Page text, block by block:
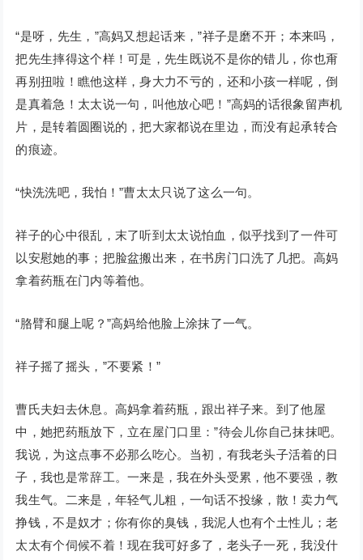
“是呀，先生，”高妈又想起话来，”祥子是磨不开；本来吗，
把先生摔得这个样！可是，先生既说不是你的错儿，你也甭
再别扭啦！瞧他这样，身大力不亏的，还和小孩一样呢，倒
是真着急！太太说一句，叫他放心吧！”高妈的话很象留声机
片，是转着圆圈说的，把大家都说在里边，而没有起承转合
的痕迹。
“快洗洗吧，我怕！”曹太太只说了这么一句。
祥子的心中很乱，末了听到太太说怕血，似乎找到了一件可
以安慰她的事；把脸盆搬出来，在书房门口洗了几把。高妈
拿着药瓶在门内等着他。
“胳臂和腿上呢？”高妈给他脸上涂抹了一气。
祥子摇了摇头，”不要紧！”
曹氏夫妇去休息。高妈拿着药瓶，跟出祥子来。到了他屋
中，她把药瓶放下，立在屋门口里：”待会儿你自己抹抹吧。
我说，为这点事不必那么吃心。当初，有我老头子活着的日
子，我也是常辞工。一来是，我在外头受累，他不要强，教
我生气。二来是，年轻气儿粗，一句话不投缘，散！卖力气
挣钱，不是奴才；你有你的臭钱，我泥人也有个土性儿；老
太太有个伺候不着！现在我可好多了，老头子一死，我没什